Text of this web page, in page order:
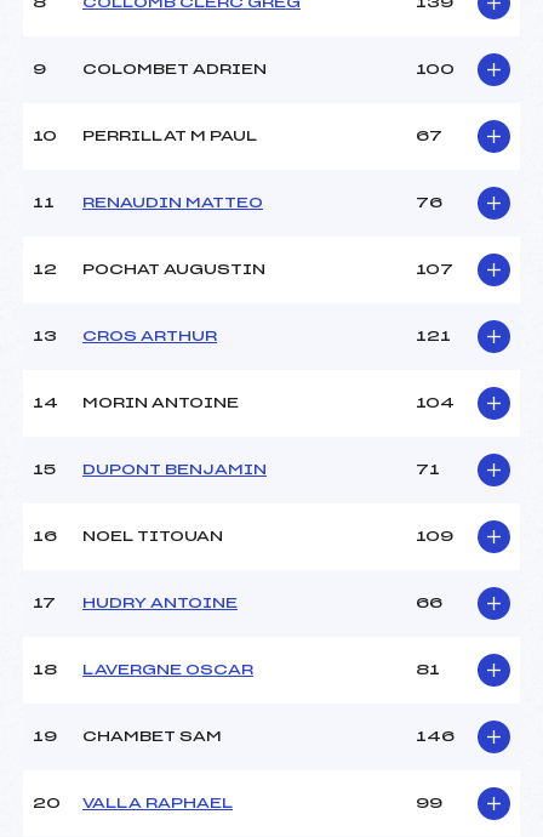
Ouvreurs D :
Météo :
BEAU
DOUCE
Nombre de portes :
Traceur :
Ouvreurs C :
Ouvreurs E :
Pénalité appliquée :
8 COLLOMB CLERC GREG 139
9 COLOMBET ADRIEN 100
10 PERRILLAT M PAUL 67
11 RENAUDIN MATTEO 76
12 POCHAT AUGUSTIN 107
13 CROS ARTHUR 121
14 MORIN ANTOINE 104
15 DUPONT BENJAMIN 71
16 NOEL TITOUAN 109
17 HUDRY ANTOINE 66
18 LAVERGNE OSCAR 81
19 CHAMBET SAM 146
20 VALLA RAPHAEL 99